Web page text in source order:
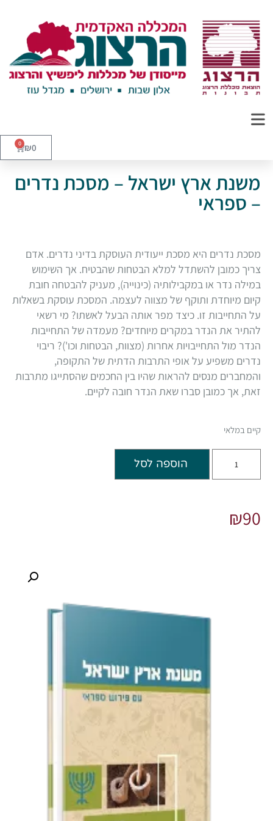
₪0
0
משנת ארץ ישראל – מסכת נדרים
– ספראי
מסכת נדרים היא מסכת ייעודית העוסקת בדיני נדרים. אדם
צריך כמובן להשתדל למלא הבטחות שהבטיח. אך השימוש
במילה נדר או במקבילותיה (כינוייה), מעניק להבטחה חובת
קיום מיוחדת ותוקף של מצווה לעצמה. המסכת עוסקת בשאלות
על התחייבות זו. כיצד מפר אותה הבעל לאשתו? מי רשאי
להתיר את הנדר במקרים מיוחדים? מעמדה של התחייבות
הנדר מול התחייבויות אחרות (מצוות, הבטחות וכו')? ריבוי
נדרים משפיע על אופי התרבות הדתית של התקופה,
והמחברים מנסים להראות שהיו בין החכמים שהסתייגו מתרבות
זאת, אך כמובן סברו שאת הנדר חובה לקיים.
קיים במלאי
הוספה לסל
₪90